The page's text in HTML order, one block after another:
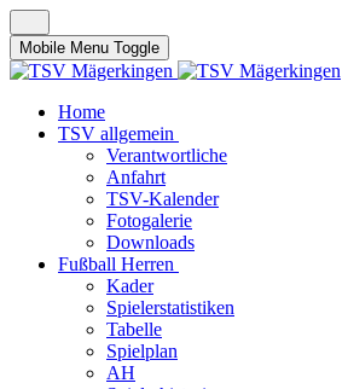
Mobile Menu Toggle
Home
TSV allgemein
Verantwortliche
Anfahrt
TSV-Kalender
Fotogalerie
Downloads
Fußball Herren
Kader
Spielerstatistiken
Tabelle
Spielplan
AH